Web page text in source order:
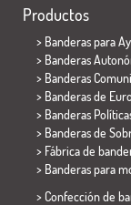
Productos
> Banderas para
> Banderas
> Banderas
> Banderas de
> Banderas
> Banderas de
> Fábrica de
> Banderas para
> Confección de